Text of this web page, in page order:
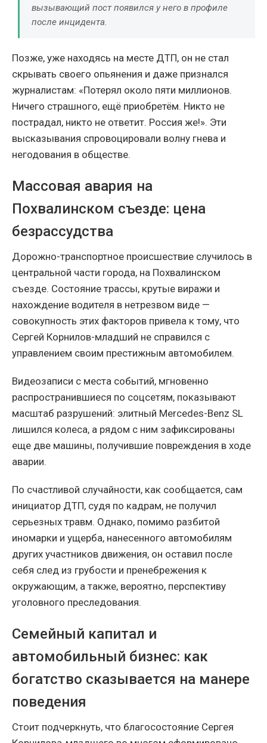
вызывающий пост появился у него в профиле
после инцидента.
Позже, уже находясь на месте ДТП, он не стал
скрывать своего опьянения и даже признался
журналистам: «Потерял около пяти миллионов.
Ничего страшного, ещё приобретём. Никто не
пострадал, никто не ответит. Россия же!». Эти
высказывания спровоцировали волну гнева и
негодования в обществе.
Массовая авария на
Похвалинском съезде: цена
безрассудства
Дорожно-транспортное происшествие случилось в
центральной части города, на Похвалинском
съезде. Состояние трассы, крутые виражи и
нахождение водителя в нетрезвом виде —
совокупность этих факторов привела к тому, что
Сергей Корнилов-младший не справился с
управлением своим престижным автомобилем.
Видеозаписи с места событий, мгновенно
распространившиеся по соцсетям, показывают
масштаб разрушений: элитный Mercedes-Benz SL
лишился колеса, а рядом с ним зафиксированы
еще две машины, получившие повреждения в ходе
аварии.
По счастливой случайности, как сообщается, сам
инициатор ДТП, судя по кадрам, не получил
серьезных травм. Однако, помимо разбитой
иномарки и ущерба, нанесенного автомобилям
других участников движения, он оставил после
себя след из грубости и пренебрежения к
окружающим, а также, вероятно, перспективу
уголовного преследования.
Семейный капитал и
автомобильный бизнес: как
богатство сказывается на манере
поведения
Стоит подчеркнуть, что благосостояние Сергея